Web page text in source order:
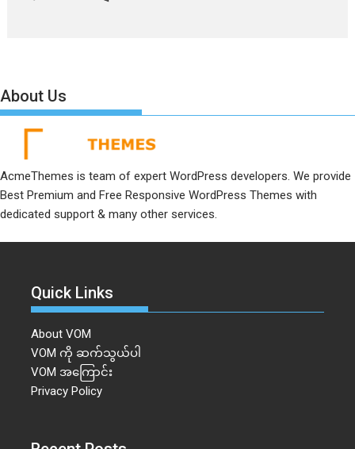
About Us
AcmeThemes is team of expert WordPress developers. We provide
Best Premium and Free Responsive WordPress Themes with
dedicated support & many other services.
Quick Links
About VOM
VOM ကို ဆက်သွယ်ပါ
VOM အကြောင်း
Privacy Policy